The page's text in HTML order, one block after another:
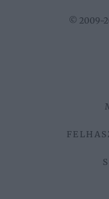
© 2009-